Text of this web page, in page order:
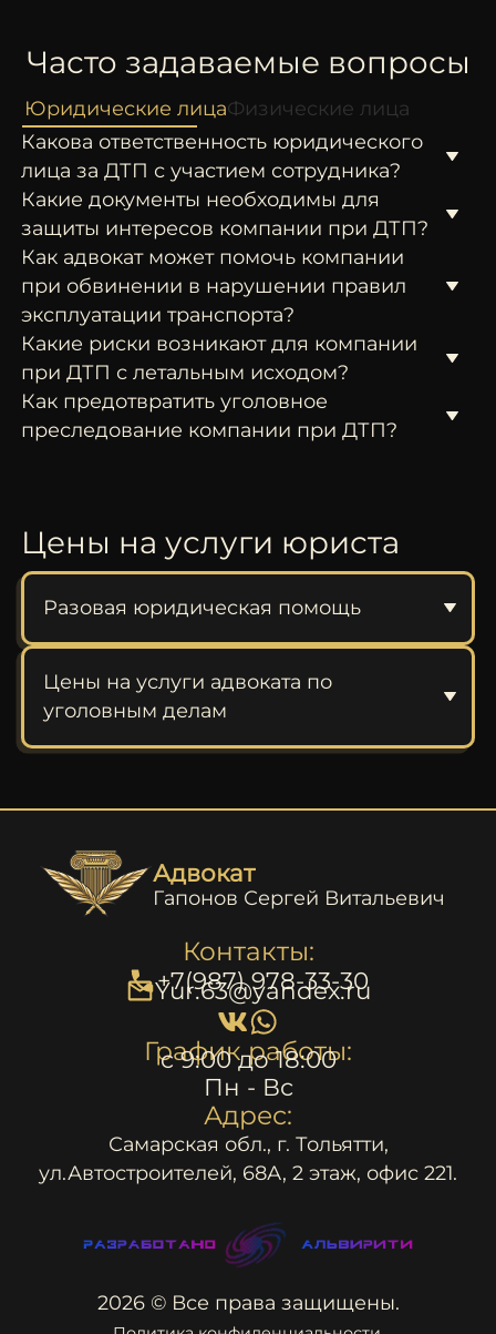
Часто задаваемые вопросы
Юридические лицаФизические лица
Какова ответственность юридического
лица за ДТП с участием сотрудника?
Какие документы необходимы для
защиты интересов компании при ДТП?
Как адвокат может помочь компании
при обвинении в нарушении правил
эксплуатации транспорта?
Какие риски возникают для компании
при ДТП с летальным исходом?
Как предотвратить уголовное
преследование компании при ДТП?
Цены на услуги юриста
Разовая юридическая помощь
Цены на услуги адвоката по
уголовным делам
Контакты:
+7(987) 978-33-30
Yur.63@yandex.ru
График работы:
c 9:00 до 18:00
Пн - Вс
Адрес:
Самарская обл., г. Тольятти,
ул.Автостроителей, 68А, 2 этаж, офис 221.
Адвокат
Гапонов Сергей Витальевич
2026 © Все права защищены.